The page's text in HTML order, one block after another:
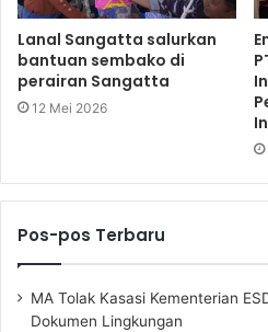
Lanal Sangatta salurkan
bantuan sembako di
perairan Sangatta
12 Mei 2026
Pos-pos Terbaru
MA Tolak Kasasi Kementerian
Dokumen Lingkungan